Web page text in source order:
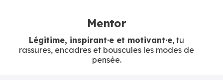
Mentor
Légitime, inspirant·e et motivant·e, tu
rassures, encadres et bouscules les modes de
pensée.